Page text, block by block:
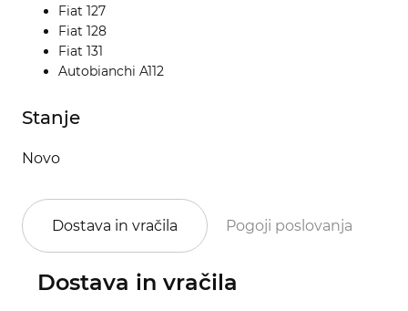
Fiat 127
Fiat 128
Fiat 131
Autobianchi A112
Stanje
Novo
Dostava in vračila Pogoji poslovanja
Dostava in vračila